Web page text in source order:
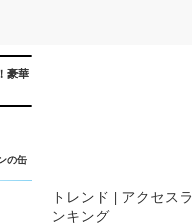
豪華
の缶
トレンド | アクセスラ
ンキング